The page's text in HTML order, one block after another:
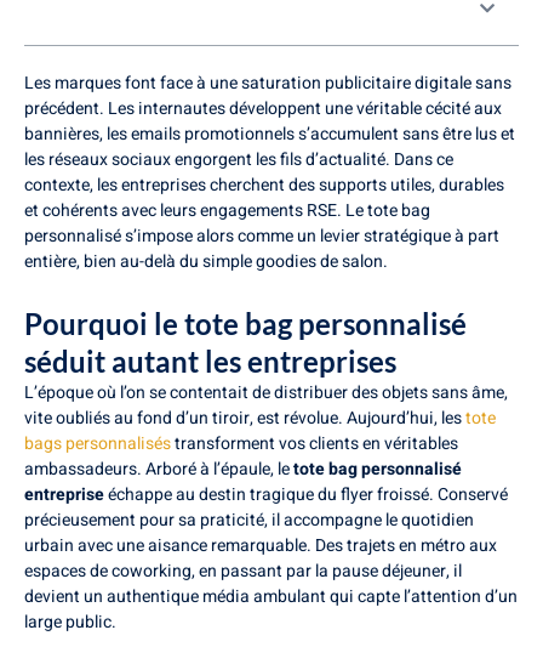
Les marques font face à une saturation publicitaire digitale sans
précédent. Les internautes développent une véritable cécité aux
bannières, les emails promotionnels s’accumulent sans être lus et
les réseaux sociaux engorgent les fils d’actualité. Dans ce
contexte, les entreprises cherchent des supports utiles, durables
et cohérents avec leurs engagements RSE. Le tote bag
personnalisé s’impose alors comme un levier stratégique à part
entière, bien au-delà du simple goodies de salon.
Pourquoi le tote bag personnalisé
séduit autant les entreprises
L’époque où l’on se contentait de distribuer des objets sans âme,
vite oubliés au fond d’un tiroir, est révolue. Aujourd’hui, lestote
bags personnaliséstransforment vos clients en véritables
ambassadeurs. Arboré à l’épaule, letote bag personnalisé
entrepriseéchappe au destin tragique du flyer froissé. Conservé
précieusement pour sa praticité, il accompagne le quotidien
urbain avec une aisance remarquable. Des trajets en métro aux
espaces de coworking, en passant par la pause déjeuner, il
devient un authentique média ambulant qui capte l’attention d’un
large public.